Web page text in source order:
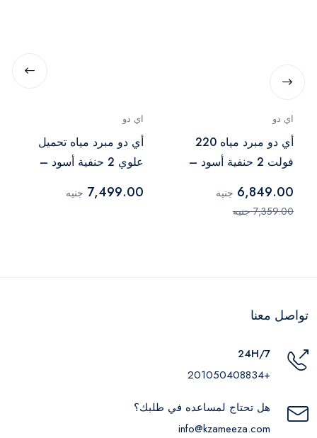
اي دو
أي دو مبرد مياه 220
فولت 2 حنفية أسود –
6,849.00 جنيه
7,359.00 جنيه
اي دو
أي دو مبرد مياه تحميل
علوي 2 حنفية أسود –
7,499.00 جنيه
تواصل معنا
24H/7
+201050408834
هل تحتاج لمساعده في طلبك؟
info@kzameeza.com